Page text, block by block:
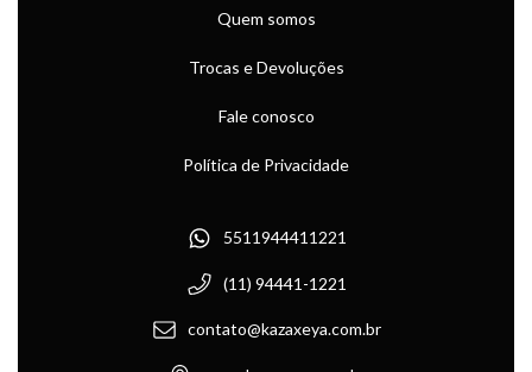
Quem somos
Trocas e Devoluções
Fale conosco
Política de Privacidade
5511944411221
(11) 94441-1221
contato@kazaxeya.com.br